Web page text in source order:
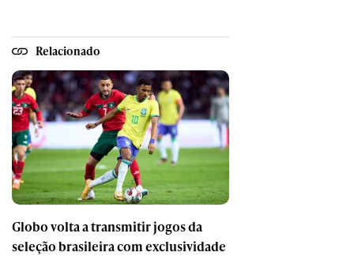
Relacionado
Globo volta a transmitir jogos da
seleção brasileira com exclusividade